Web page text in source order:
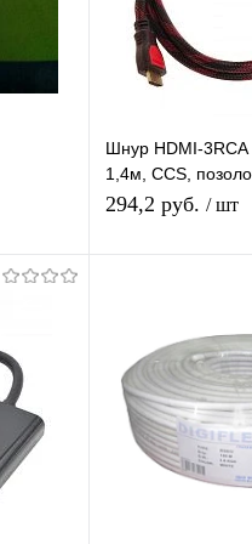
Шнур HDMI-3RCA
1,4м, CCS,
контакты, 1
294,2 руб. / шт
Купить в 1 клик
В избранное